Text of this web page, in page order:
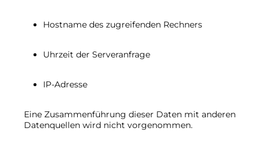
Hostname des zugreifenden Rechners
Uhrzeit der Serveranfrage
IP-Adresse
Eine Zusammenführung dieser Daten mit anderen
Datenquellen wird nicht vorgenommen.